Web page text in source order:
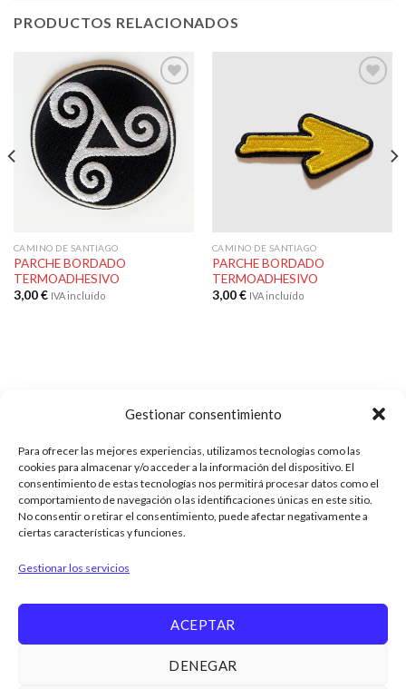
Gestionar consentimiento
Para ofrecer las mejores experiencias, utilizamos tecnologías como las
cookies para almacenar y/o acceder a la información del dispositivo. El
consentimiento de estas tecnologías nos permitirá procesar datos como el
comportamiento de navegación o las identificaciones únicas en este sitio.
No consentir o retirar el consentimiento, puede afectar negativamente a
ciertas características y funciones.
Gestionar los servicios
ACEPTAR
DENEGAR
PRODUCTOS RELACIONADOS
Añadir
a la
lista de
deseos
CAMINO DE SANTIAGO
PARCHE BORDADO
TERMOADHESIVO
3,00€ IVA incluído
Añadir
a la
lista de
deseos
CAMINO DE SANTIAGO
PARCHE BORDADO
TERMOADHESIVO
3,00€ IVA incluído
ENVÍOS
Tarifa plana de 6€ a toda España